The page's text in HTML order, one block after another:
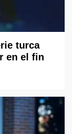
turca
en el fin